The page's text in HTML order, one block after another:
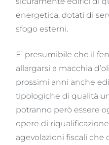
energetica, dotati di
sfogo esterni.
E’ presumibile che il
allargarsi a macchia
prossimi anni anche
tipologiche di qualità
potranno però essere
opere di
agevolazioni fiscali che